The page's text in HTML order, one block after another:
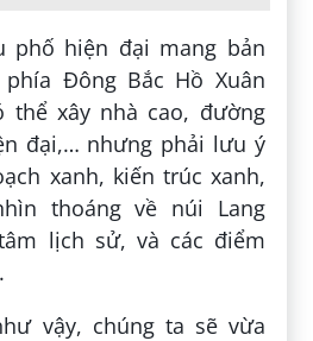
phố hiện đại mang bản
Đông Bắc Hồ Xuân
thể xây nhà cao, đường
đại,… nhưng phải lưu ý
xanh, kiến trúc xanh,
thoáng về núi Lang
lịch sử, và các điểm
vậy, chúng ta sẽ vừa